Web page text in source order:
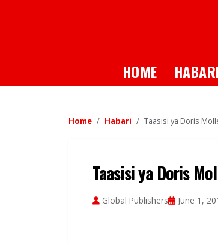
HOME HABARI
Home Habari Taasisi ya Doris
Taasisi ya Doris
Global Publishers June 1,